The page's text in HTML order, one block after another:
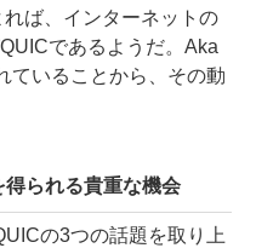
れば、インターネットの
であるようだ。Aka
ていることから、その動
られる貴重な機会
の3つの話題を取り上